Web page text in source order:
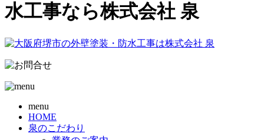
水工事なら株式会社 泉
menu
HOME
泉のこだわり